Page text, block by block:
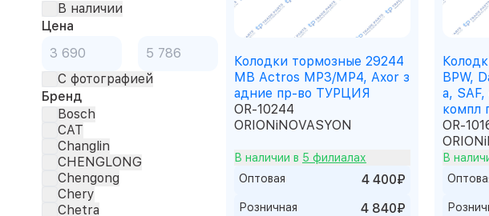
В наличии
Цена
С фотографией
Бренд
Bosch
CAT
Changlin
CHENGLONG
Chengong
Chery
Chetra
Колодки тормозные 29244
MB Actros MP3/MP4, Axor з
адние пр-во ТУРЦИЯ
OR-10244
ORIONiNOVASYON
В наличии в 5 филиалах
Оптовая
4 400₽
Розничная 4 840₽
BPW,
a,
компл
OR-